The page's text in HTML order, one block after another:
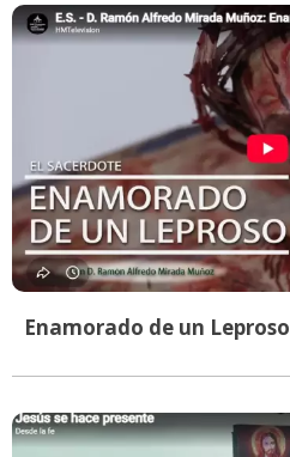
Enamorado de un Leproso